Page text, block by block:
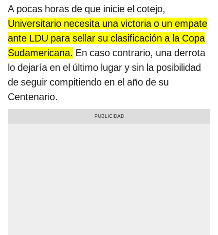
A pocas horas de que inicie el cotejo,
Universitario necesita una victoria o un empate
ante LDU para sellar su clasificación a la Copa
Sudamericana. En caso contrario, una derrota
lo dejaría en el último lugar y sin la posibilidad
de seguir compitiendo en el año de su
Centenario.